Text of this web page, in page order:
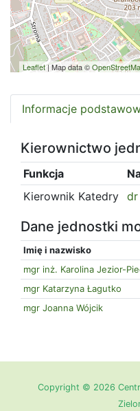
Leaflet| Map data ©
Informacje
Kierownictwo
Funkcja
Kierownik Katedry dr
Dane jednostki
Imię i nazwisko
mgr inż. Karolina Jezior-
mgr Katarzyna Łagutko
mgr Joanna Wójcik
Copyright © 2026